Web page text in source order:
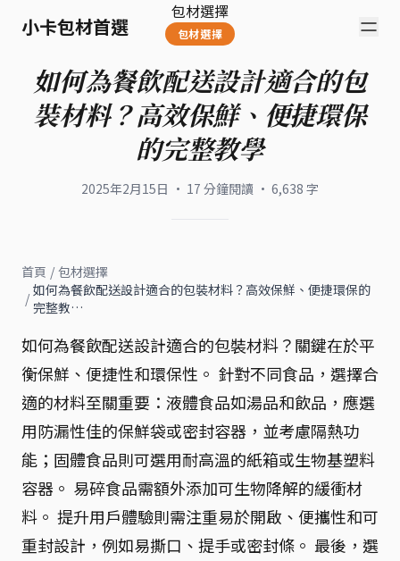
小卡包材首選
包材選擇
包材選擇
如何為餐飲配送設計適合的包
裝材料？高效保鮮、便捷環保
的完整教學
2025年2月15日 · 17 分鐘閱讀 · 6,638 字
首頁 / 包材選擇
/ 如何為餐飲配送設計適合的包裝材料？高效保鮮、便捷環保的
完整教…
如何為餐飲配送設計適合的包裝材料？關鍵在於平
衡保鮮、便捷性和環保性。 針對不同食品，選擇合
適的材料至關重要：液體食品如湯品和飲品，應選
用防漏性佳的保鮮袋或密封容器，並考慮隔熱功
能；固體食品則可選用耐高溫的紙箱或生物基塑料
容器。 易碎食品需額外添加可生物降解的緩衝材
料。 提升用戶體驗則需注重易於開啟、便攜性和可
重封設計，例如易撕口、提手或密封條。 最後，選